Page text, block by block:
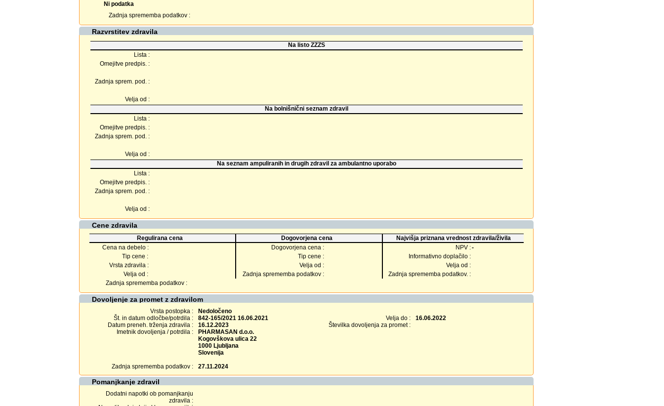
Ni podatka
Zadnja sprememba podatkov :
Razvrstitev zdravila
Na listo ZZZS
Lista :
Omejitve predpis. :
Zadnja sprem. pod. :
Velja od :
Na bolnišnični seznam zdravil
Lista :
Omejitve predpis. :
Zadnja sprem. pod. :
Velja od :
Na seznam ampuliranih in drugih zdravil za ambulantno uporabo
Lista :
Omejitve predpis. :
Zadnja sprem. pod. :
Velja od :
Cene zdravila
Regulirana cena Dogovorjena cena
Najvišja priznana vrednost zdravila/živila
Cena na debelo :
Dogovorjena cena : NPV :-
Tip cene :
Tip cene :
Informativno doplačilo :
Vrsta zdravila :
Velja od :
Velja od :
Velja od :
Zadnja sprememba podatkov :
Zadnja sprememba podatkov. :
Zadnja sprememba podatkov :
Dovoljenje za promet z zdravilom
Vrsta postopka :
Nedoločeno
Št. in datum odločbe/potrdila :
842-165/2021 16.06.2021 Velja do :
16.06.2022
Datum preneh. trženja zdravila :
16.12.2023
Številka dovoljenja za promet :
Imetnik dovoljenja / potrdila :
PHARMASAN d.o.o.
Kogovškova ulica 22
1000 Ljubljana
Slovenija
Zadnja sprememba podatkov :
27.11.2024
Pomanjkanje zdravil
Dodatni napotki ob pomanjkanju
zdravila :